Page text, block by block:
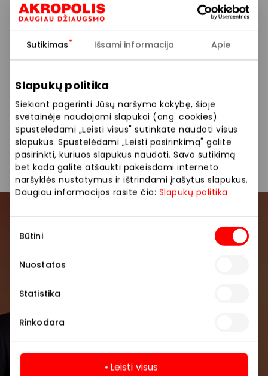
Sutikimas Išsami informacija Apie
Slapukų politika
Siekiant pagerinti Jūsų naršymo kokybę, šioje
svetainėje naudojami slapukai (ang. cookies).
Spustelėdami „Leisti visus" sutinkate naudoti visus
slapukus. Spustelėdami „Leisti pasirinkimą" galite
pasirinkti, kuriuos slapukus naudoti. Savo sutikimą
bet kada galite atšaukti pakeisdami interneto
naršyklės nustatymus ir ištrindami įrašytus slapukus.
Daugiau informacijos rasite čia: Slapukų politika
pasirinkimas
Būtini
Nuostatos
Statistika
Rinkodara
Leisti visus
HUGO kolekcijos sukurtos moterims ir vyrams, kurie
turi savo požiūrį į stilių. HUGO asortimente rasite
dalykinio bei kasdienio stiliaus drabužių ir aksesuarų
pagal paskutines mados tendencijas.
Siūlome platų prekių pasirinkimą: vyriški kostiumai,
marškiniai, švarkai, kelnės, paltai, prabangūs
drabužiai.
Drabužiai Parduotuvės
Pirmieji sužinokite apie geriausius pasiūlymus,